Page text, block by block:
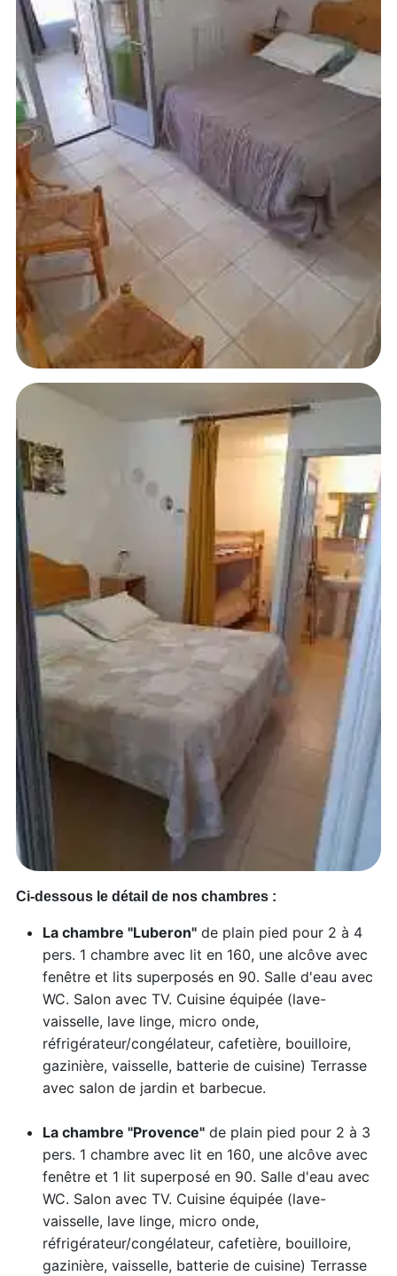
Ci-dessous le détail de nos chambres :
La chambre "Luberon"de plain pied pour 2 à 4
pers. 1 chambre avec lit en 160, une alcôve avec
fenêtre et lits superposés en 90. Salle d'eau avec
WC. Salon avec TV. Cuisine équipée (lave-
vaisselle, lave linge, micro onde,
réfrigérateur/congélateur, cafetière, bouilloire,
gazinière, vaisselle, batterie de cuisine) Terrasse
avec salon de jardin et barbecue.
La chambre "Provence"de plain pied pour 2 à 3
pers. 1 chambre avec lit en 160, une alcôve avec
fenêtre et 1 lit superposé en 90. Salle d'eau avec
WC. Salon avec TV. Cuisine équipée (lave-
vaisselle, lave linge, micro onde,
réfrigérateur/congélateur, cafetière, bouilloire,
gazinière, vaisselle, batterie de cuisine) Terrasse